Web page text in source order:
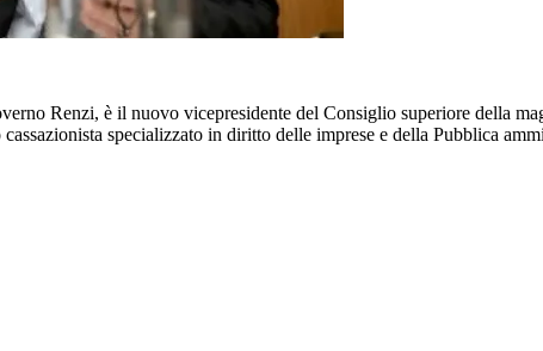
Renzi, è il nuovo vicepresidente del Consiglio superiore della
specializzato in diritto delle imprese e della Pubblica